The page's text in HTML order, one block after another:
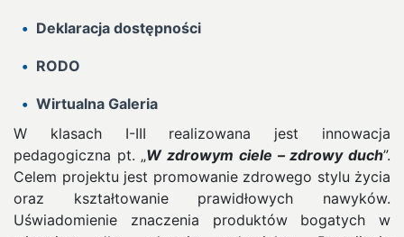
Deklaracja dostępności
RODO
Wirtualna Galeria
W klasach I-III realizowana jest innowacja
pedagogiczna pt. „W zdrowym ciele – zdrowy duch”.
Celem projektu jest promowanie zdrowego stylu życia
oraz kształtowanie prawidłowych nawyków.
Uświadomienie znaczenia produktów bogatych w